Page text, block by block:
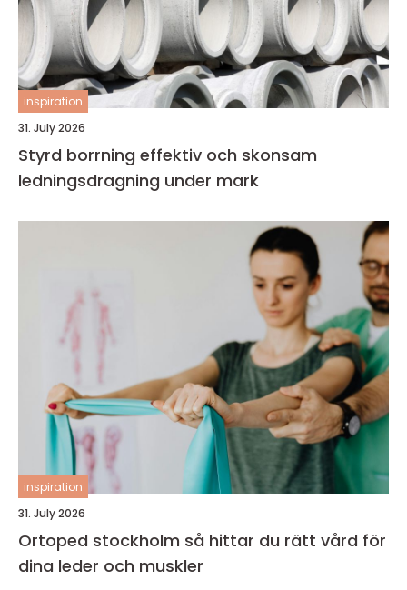
inspiration
31. July 2026
Styrd borrning effektiv och skonsam
ledningsdragning under mark
inspiration
31. July 2026
Ortoped stockholm så hittar du rätt vård för
dina leder och muskler